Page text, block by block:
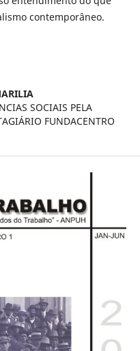
contemporâneo.
SOCIAIS PELA
FUNDACENTRO